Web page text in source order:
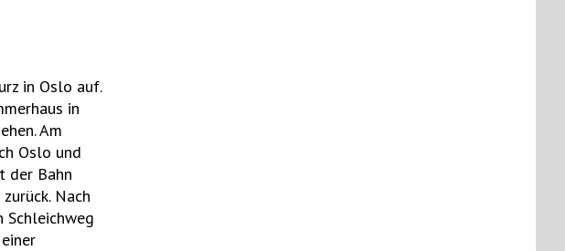
in Oslo auf.
in
Am
Oslo und
der Bahn
Nach
Schleichweg